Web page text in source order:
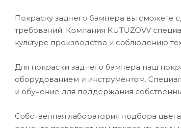
Покраску заднего бампера вы сможете
требований. Компания KUTUZOVV
культуре производства и соблюдению
Для покраски заднего бампера наш
оборудованием и инструментом.
и обучение для поддержания
Собственная лаборатория подбора